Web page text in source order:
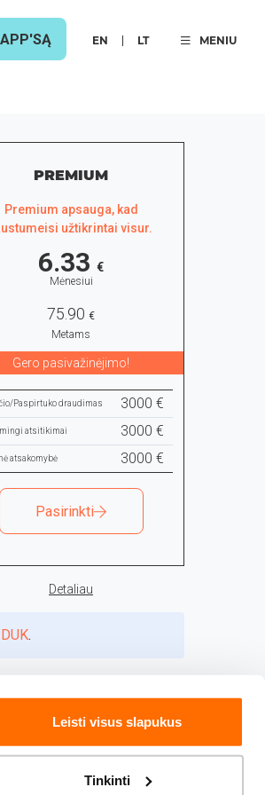
Leisti visus slapukus
Tinkinti
EN LT MENIU
PREMIUM
Premium apsauga, kad
užtikrintai visur.
6.33 €
Mėnesiui
75.90 €
Metams
Gero pasivažinėjimo!
Paspirtuko draudimas 3000 €
atsitikimai 3000 €
atsakomybė 3000 €
Pasirinkti
Detaliau
DUK.